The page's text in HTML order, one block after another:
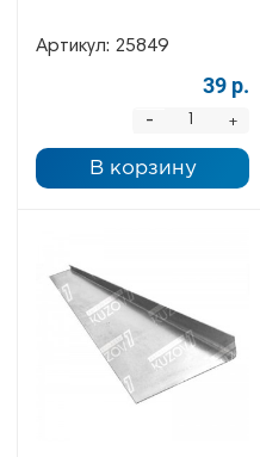
Артикул: 25849
39 р.
+
-
В корзину